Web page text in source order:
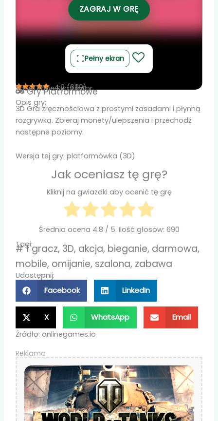
ZAGRAJ W GRĘ
Pełny ekran
4.8 (690)
Squid Race Symulator
GryPlatformowe
Opis gry:
3D Gra zręcznościowa z prostymi zasadami i płynną
rozgrywką. Zbieraj monety/ulepszenia i przechodź
następne poziomy.
Wersja tej gry: platformówka (3D).
Jak oceniasz tę grę?
Kliknij na gwiazdki aby ocenić tę grę
Średnia ocena 4.8 / 5. Ilość głosów: 690
Tagi:
#1 gracz, 3D, akcja, bieganie, darmowa,
mobile, omijanie, szalona, zabawa
Udostępnij:
Facebook LinkedIn
X WhatsApp Email
Źródło: onlinegames.io
Reklama